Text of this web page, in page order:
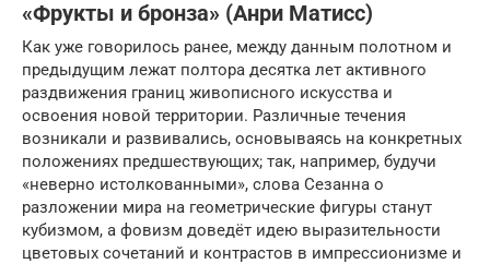
«Фрукты и бронза» (Анри Матисс)
Как уже говорилось ранее, между данным полотном и
предыдущим лежат полтора десятка лет активного
раздвижения границ живописного искусства и
освоения новой территории. Различные течения
возникали и развивались, основываясь на конкретных
положениях предшествующих; так, например, будучи
«неверно истолкованными», слова Сезанна о
разложении мира на геометрические фигуры станут
кубизмом, а фовизм доведёт идею выразительности
цветовых сочетаний и контрастов в импрессионизме и